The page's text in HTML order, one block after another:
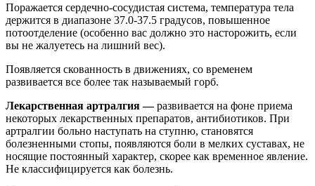
Поражается сердечно-сосудистая система, температура тела
держится в диапазоне 37.0-37.5 градусов, повышенное
потоотделение (особенно вас должно это насторожить, если
вы не жалуетесь на лишний вес).
Появляется скованность в движениях, со временем
развивается все более так называемый горб.
Лекарственная артралгия —развивается на фоне приема
некоторых лекарственных препаратов, антибиотиков. При
артралгии больно наступать на ступню, становятся
болезненными стопы, появляются боли в мелких суставах, не
носящие постоянный характер, скорее как временное явление.
Не классифицируется как болезнь.